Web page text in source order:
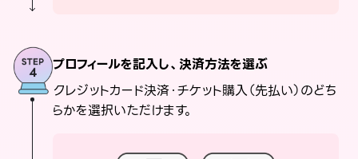
プロフィールを記入し、決済方法を選ぶ
クレジットカード決済・チケット購入（先払い）のどち
らかを選択いただけます。